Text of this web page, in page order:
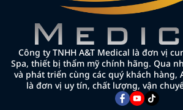
Công ty TNHH A&T Medical là đơn vị
Spa, thiết bị thẩm mỹ chính hãng. Qua
và phát triển cùng các quý khách hàng,
là đơn vị uy tín, chất lượng, vận